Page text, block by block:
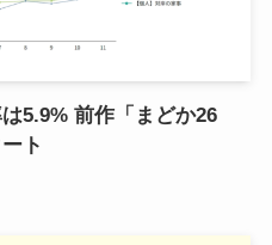
5.9% 前作「まどか26
ト